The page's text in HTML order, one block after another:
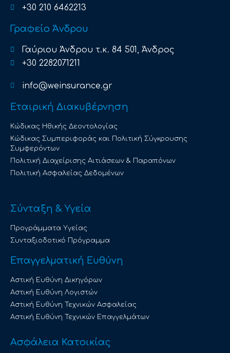
+30 210 6462213
Γραφείο Άνδρου
Γαύριου Άνδρου τ.κ. 84 501, Άνδρος
+30 2282071211
info@weinsurance.gr
Εταιρική Διακυβέρνηση
Κώδικας Ηθικής Δεοντολογίας
Κώδικας Συμπεριφοράς και Πολιτική Σύγκρουσης
Συμφερόντων
Πολιτική Διαχείρισης Αιτιάσεων & Παραπόνων
Πολιτική Ασφαλείας Δεδομένων
Σύνταξη & Υγεία
Προγράμματα Υγείας
Συνταξιοδοτικό Πρόγραμμα
Επαγγελματική Ευθύνη
Αστική Ευθύνη Δικηγόρων
Αστική Ευθύνη Λογιστών
Αστική Ευθύνη Τεχνικών Ασφαλείας
Αστική Ευθύνη Τεχνικών Επαγγελμάτων
Ασφάλεια Κατοικίας